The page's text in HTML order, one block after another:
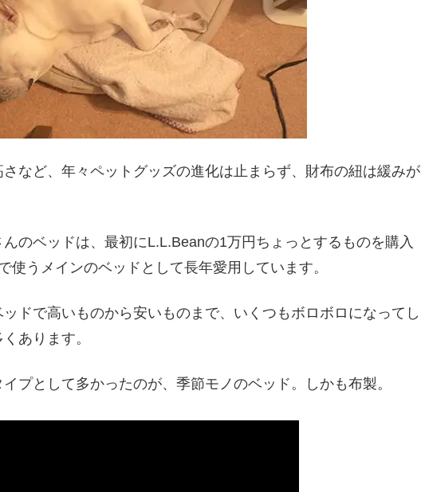
など、年々ペットグッズの進化は止まらず、財布の紐は緩みが
のベッドは、最初にL.L.Beanの1万円ちょっとするものを購入
使うメインのベッドとして長年愛用しています。
ドで高いものから安いものまで、いくつもボロボロになってし
あります。
プとして多かったのが、季節モノのベッド。しかも布製。